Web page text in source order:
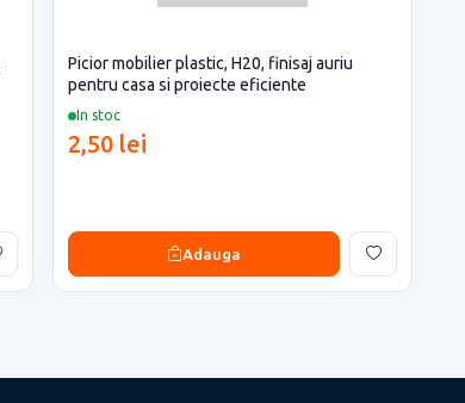
In stoc
Picior mobilier plastic, H20, finisaj auriu
pentru casa si proiecte eficiente
2,50 lei
Adauga